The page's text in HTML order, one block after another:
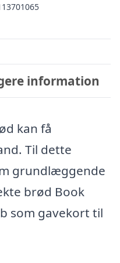
information
kan få
Til dette
grundlæggende
brød Book
som gavekort til